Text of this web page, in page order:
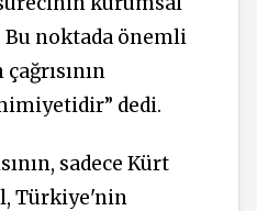
Bu noktada önemli
çağrısının
dedi.
sadece Kürt
Türkiye'nin